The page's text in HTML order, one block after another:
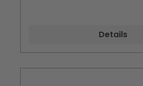
Details